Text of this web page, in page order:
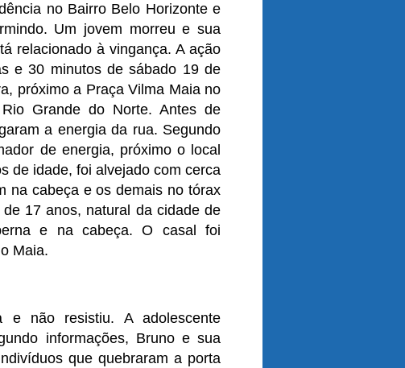
no Bairro Belo Horizonte e
Um jovem morreu e sua
relacionado à vingança.A ação
e 30 minutos de sábado 19 de
próximo a Praça Vilma Maia no
Grande do Norte. Antes de
a energia da rua. Segundo
de energia, próximo o local
de idade, foi alvejado com cerca
na cabeça e os demais no tórax
de 17 anos, natural da cidade de
e na cabeça. O casal foi
Maia.
e não resistiu. A adolescente
informações, Bruno e sua
que quebraram a porta